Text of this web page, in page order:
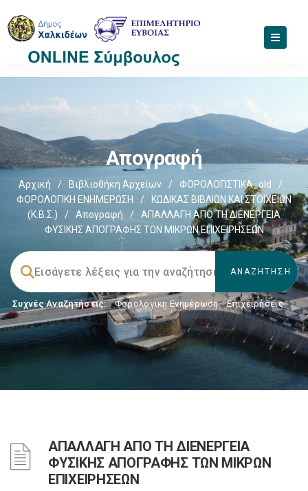
Απογραφή
Αρχική / Βιβλιοθήκη Αρχείων / ΦΟΡΟΛΟΓΙΣΤΙΚΑ_old
/
ΦΟΡΟΛΟΓΙΚΗ ΕΝΗΜΕΡΩΣΗ
/
ΚΩΔΙΚΑΣ ΒΙΒΛΙΩΝ ΚΑΙ ΣΤΟΙΧΕΙΩΝ
(Κ.Β.Σ.)
/ Απογραφή /
ΑΠΑΛΛΑΓΗ ΑΠΟ ΤΗ ΔΙΕΝΕΡΓΕΙΑ
ΦΥΣΙΚΗΣ ΑΠΟΓΡΑΦΗΣ ΤΩΝ ΜΙΚΡΩΝ ΕΠΙΧΕΙΡΗΣΕΩΝ
Συχνές Αναζητήσεις: Φορολογικη Ενημέρωση, Επιχειρήσεις
ΑΠΑΛΛΑΓΗ ΑΠΟ ΤΗ ΔΙΕΝΕΡΓΕΙΑ
ΦΥΣΙΚΗΣ ΑΠΟΓΡΑΦΗΣ ΤΩΝ ΜΙΚΡΩΝ
ΕΠΙΧΕΙΡΗΣΕΩΝ